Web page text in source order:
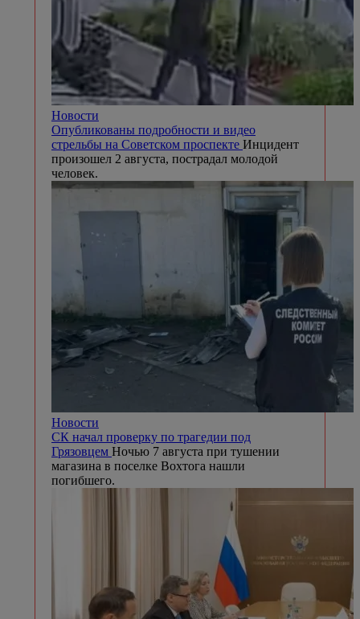
Новости
Опубликованы подробности и видео
стрельбы на Советском проспекте Инцидент
произошел 2 августа, пострадал молодой
человек.
Новости
СК начал проверку по трагедии под
Грязовцем Ночью 7 августа при тушении
магазина в поселке Вохтога нашли
погибшего.